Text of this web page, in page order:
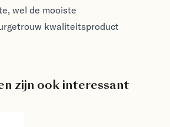
wel de mooiste
kwaliteitsproduct
zijn ook interessant